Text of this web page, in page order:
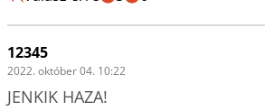
12345
2022. október 04. 10:22
JENKIK HAZA!